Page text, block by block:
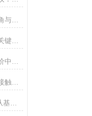
动态接触角测量：前进角、后退角与滚动角分析
如何选择合适的接触角测定仪：关键参数与配置解读